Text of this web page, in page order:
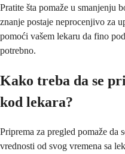
Pratite šta pomaže u smanjenju
znanje postaje neprocenjivo za
pomoći vašem lekaru da fino
potrebno.
Kako treba da se
kod lekara?
Priprema za pregled pomaže da
vrednosti od svog vremena sa